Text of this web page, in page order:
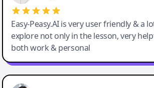
Easy-Peasy.AI is very user friendly & a
explore not only in the lesson, very
both work & personal